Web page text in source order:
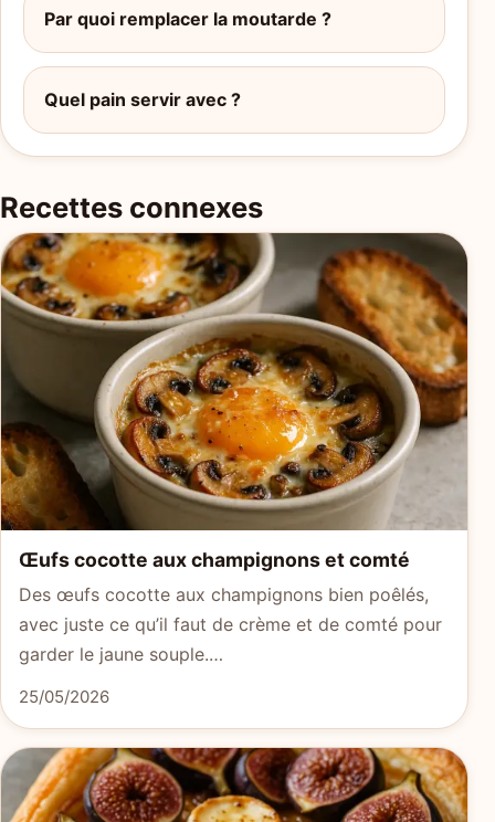
Par quoi remplacer la moutarde ?
Quel pain servir avec ?
Recettes connexes
Œufs cocotte aux champignons et comté
Des œufs cocotte aux champignons bien poêlés,
avec juste ce qu’il faut de crème et de comté pour
garder le jaune souple.…
25/05/2026